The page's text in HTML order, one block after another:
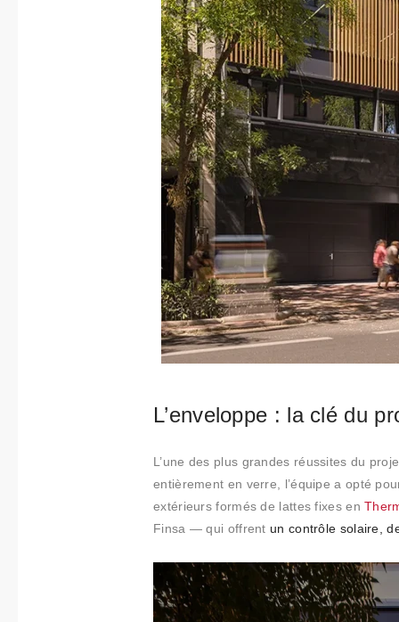
L’enveloppe : la clé du
L’une des plus grandes réussites du
entièrement en verre, l’équipe a opté
extérieurs formés de lattes fixes en
Finsa — qui offrent un contrôle solaire,